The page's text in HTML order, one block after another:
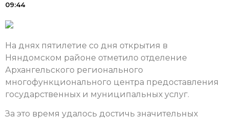
09:44
На днях пятилетие со дня открытия в
Няндомском районе отметило отделение
Архангельского регионального
многофункционального центра предоставления
государственных и муниципальных услуг.
За это время удалось достичь значительных